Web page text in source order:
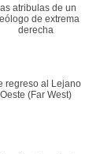
atribulas de un
de extrema
derecha
regreso al Lejano
Oeste (Far West)